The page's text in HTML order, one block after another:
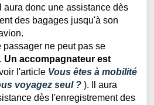
aura donc une assistance dès
des bagages jusqu'à son
passager ne peut pas se
Un accompagnateur est
l'article Vous êtes à mobilité
voyagez seul ? ). Il aura
dès l'enregistrement des